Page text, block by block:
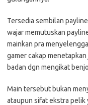
Tersedia sembilan
wajar memutuskan
mainkan pra
gamer cakap
badan dgn mengikat
Main tersebut bukan
ataupun sifat ekstra pelik